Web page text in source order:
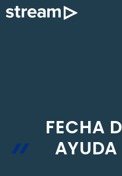
Saltar
FECHA
AYUDA